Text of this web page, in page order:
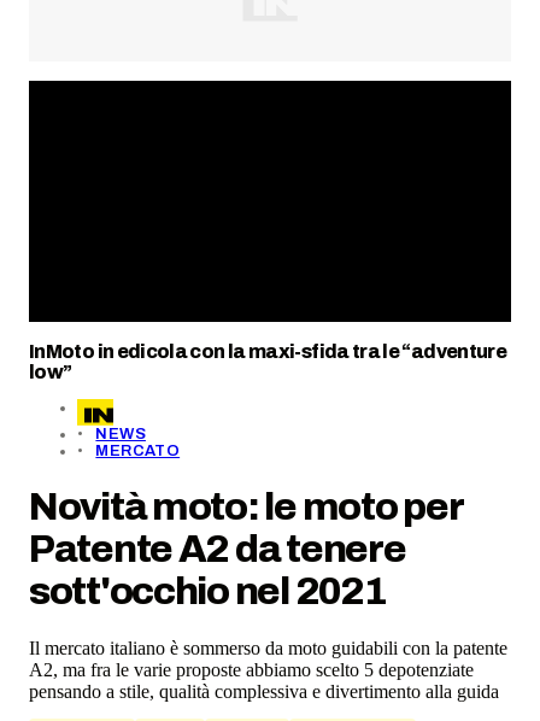
InMoto in edicola con la maxi-sfida tra le “adventure
low”
NEWS
MERCATO
Novità moto: le moto per
Patente A2 da tenere
sott'occhio nel 2021
Il mercato italiano è sommerso da moto guidabili con la patente
A2, ma fra le varie proposte abbiamo scelto 5 depotenziate
pensando a stile, qualità complessiva e divertimento alla guida